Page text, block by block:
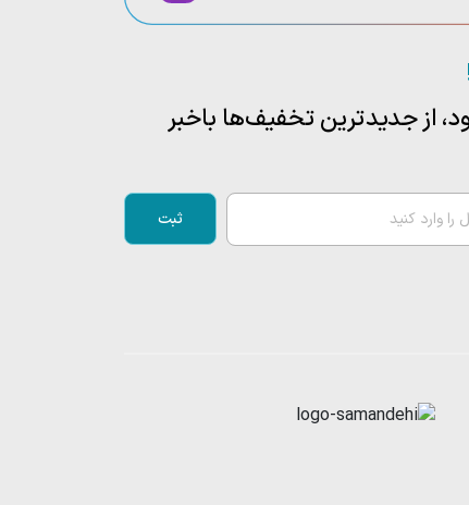
از جدید‌ترین تخفیف‌ها با‌خبر
ثبت